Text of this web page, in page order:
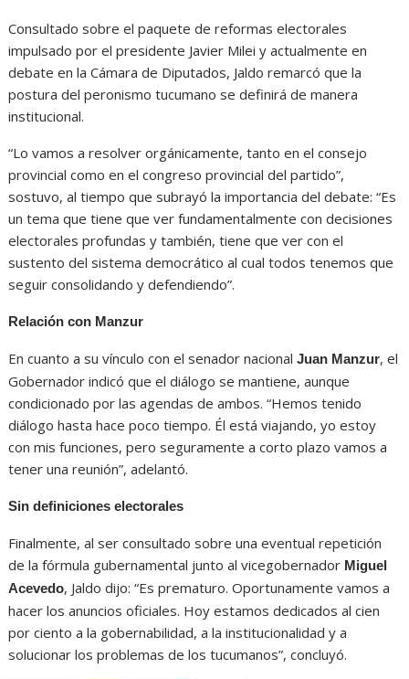
Consultado sobre el paquete de reformas electorales
impulsado por el presidente Javier Milei y actualmente en
debate en la Cámara de Diputados, Jaldo remarcó que la
postura del peronismo tucumano se definirá de manera
institucional.
“Lo vamos a resolver orgánicamente, tanto en el consejo
provincial como en el congreso provincial del partido”,
sostuvo, al tiempo que subrayó la importancia del debate: “Es
un tema que tiene que ver fundamentalmente con decisiones
electorales profundas y también, tiene que ver con el
sustento del sistema democrático al cual todos tenemos que
seguir consolidando y defendiendo”.
Relación con Manzur
En cuanto a su vínculo con el senador nacionalJuan Manzur, el
Gobernador indicó que el diálogo se mantiene, aunque
condicionado por las agendas de ambos. “Hemos tenido
diálogo hasta hace poco tiempo. Él está viajando, yo estoy
con mis funciones, pero seguramente a corto plazo vamos a
tener una reunión”, adelantó.
Sin definiciones electorales
Finalmente, al ser consultado sobre una eventual repetición
de la fórmula gubernamental junto al vicegobernador Miguel
Acevedo, Jaldo dijo: “Es prematuro. Oportunamente vamos a
hacer los anuncios oficiales. Hoy estamos dedicados al cien
por ciento a la gobernabilidad, a la institucionalidad y a
solucionar los problemas de los tucumanos”, concluyó.